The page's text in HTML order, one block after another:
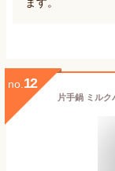
no. 12